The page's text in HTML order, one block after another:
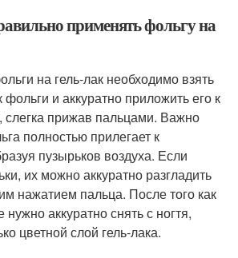
применять фольгу на
на гель-лак необходимо взять
и аккуратно приложить его к
слегка прижав пальцами. Важно
полностью прилегает к
пузырьков воздуха. Если
их можно аккуратно разгладить
нажатием пальца. После того как
аккуратно снять с ногтя,
цветной слой гель-лака.